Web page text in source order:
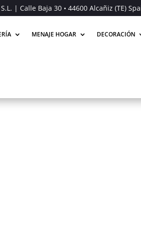
S.L. | Calle Baja 30 • 44600 Alcañiz (TE)
MENAJE HOGAR DECORACIÓN